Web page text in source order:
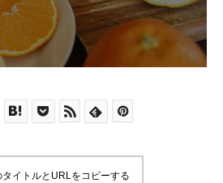
タイトルとURLをコピーする